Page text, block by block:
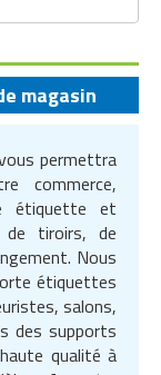
magasin
permettra
commerce,
étiquette et
de tiroirs, de
Nous
étiquettes
salons,
des supports
qualité à